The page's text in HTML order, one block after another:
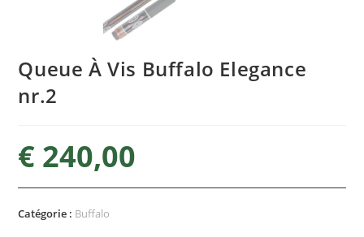
Queue À Vis Buffalo Elegance
nr.2
€ 240,00
Catégorie : Buffalo